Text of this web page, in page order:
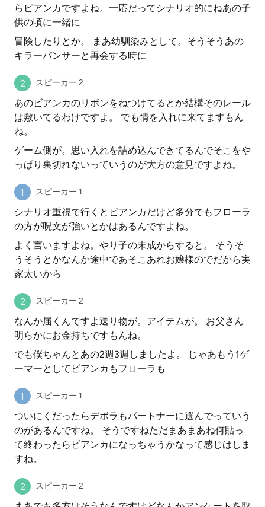
らビアンカですよね。一応だってシナリオ的にねあの子
供の頃に一緒に
冒険したりとか。 まあ幼馴染みとして。そうそうあの
キラーパンサーと再会する時に
スピーカー 2
あのビアンカのリボンをねつけてるとか結構そのレール
は敷いてるわけですよ。 でも情を入れに来てますもん
ね。
ゲーム側が。思い入れを詰め込んできてるんでそこをや
っぱり裏切れないっていうのが大方の意見ですよね。
スピーカー 1
シナリオ重視で行くとビアンカだけど多分でもフローラ
の方が呪文が強いとかはあるんですよね。
よく言いますよね。やり子の未成からすると。 そうそ
うそうとかなんか途中であそこあれお嬢様のでだから実
家太いから
スピーカー 2
なんか届くんですよ送り物が。アイテムが。 お父さん
明らかにお金持ちですもんね。
でも僕ちゃんとあの2週3週しましたよ。 じゃあもう1ゲ
ーマーとしてビアンカもフローラも
スピーカー 1
ついにくだったらデボラもパートナーに選んでっていう
のがあるんですね。 そうですねただまあまあね何貼っ
て終わったらビアンカになっちゃうかなって感じはしま
すね。
スピーカー 2